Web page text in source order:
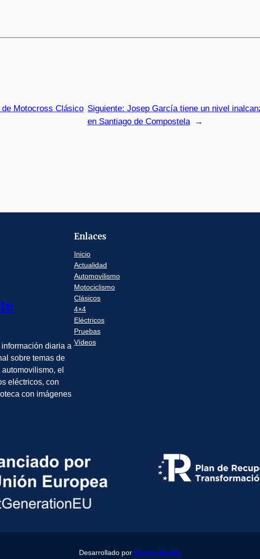
Motocross Clásico Siguiente:Josep García tiene un nivel
en Santiago de Compostela
→
diaria a
sobre temas de
el
eléctricos, con
con imágenes
Enlaces
Inicio
Actualidad
Automovilismo
Motociclismo
Clásicos
4×4
Eléctricos
Pruebas
Vídeos
Desarrollado por Girona Studio